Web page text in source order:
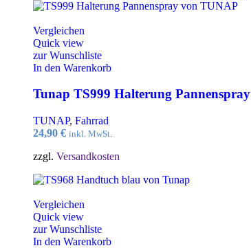
Vergleichen
Quick view
zur Wunschliste
In den Warenkorb
Tunap TS999 Halterung Pannenspray
TUNAP, Fahrrad
24,90 € inkl. MwSt.
zzgl. Versandkosten
Vergleichen
Quick view
zur Wunschliste
In den Warenkorb